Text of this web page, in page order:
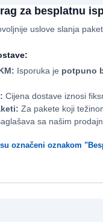
za besplatnu
uslove slanja
Isporuka je potpuno
Cijena dostave iznosi
Za pakete koji
sa našim
označeni oznakom